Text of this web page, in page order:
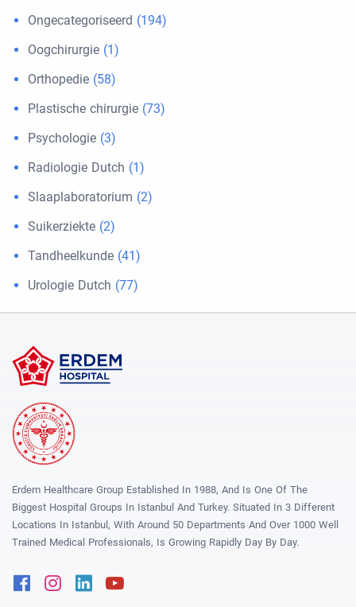
Ongecategoriseerd (194)
Oogchirurgie (1)
Orthopedie (58)
Plastische chirurgie (73)
Psychologie (3)
Radiologie Dutch (1)
Slaaplaboratorium (2)
Suikerziekte (2)
Tandheelkunde (41)
Urologie Dutch (77)
Erdem Healthcare Group Established In 1988, And Is One Of The
Biggest Hospital Groups In Istanbul And Turkey. Situated In 3 Different
Locations In Istanbul, With Around 50 Departments And Over 1000 Well
Trained Medical Professionals, Is Growing Rapidly Day By Day.
FacebookInstagram
Linkedin